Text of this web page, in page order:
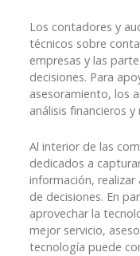
Los contadores y
técnicos sobre
empresas y las
decisiones. Para
asesoramiento, los
análisis financieros
Al interior de las
dedicados a
información, realizar
de decisiones. En
aprovechar la
mejor servicio,
tecnología puede